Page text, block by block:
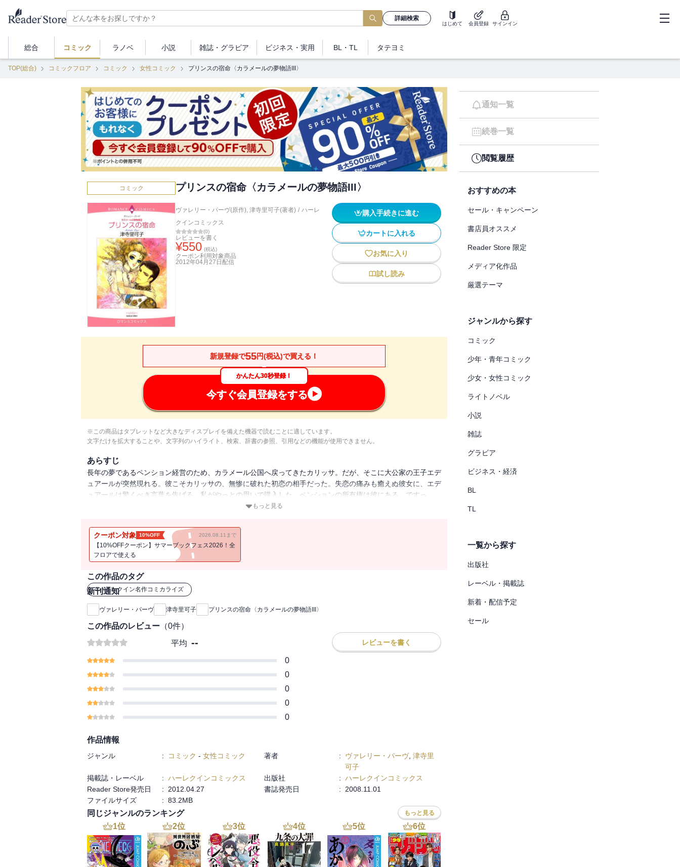
詳細検索
はじめて 会員登録 サインイン
総合 コミック ラノベ 小説 雑誌・ グラビア ビジネス ・実用 BL・TL タテヨミ
TOP(総合) コミックフロア コミック 女性コミック プリンスの宿命〈カラメールの夢物語III〉
コミック プリンスの宿命〈カラメールの夢物語III〉
ヴァレリー・パーヴ(原作), 津寺里可子(著者) / ハーレ
クインコミックス
(0)
レビューを書く
¥550 (税込)
クーポン利用対象商品
2012年04月27日 配信
購入手続きに進む
カートに入れる
お気に入り
試し読み
新規登録で55円(税込)で買える！
かんたん30秒登録！
今すぐ会員登録をする
※この商品はタブレットなど大きなディスプレイを備えた機器で読むことに適しています。
文字だけを拡大することや、文字列のハイライト、検索、辞書の参照、引用などの機能が使用できません。
あらすじ
長年の夢であるペンション経営のため、カラメール公国へ戻ってきたカリッサ。だが、そこに大公家の王子エデ
ュアールが突然現れる。彼こそカリッサの、無惨に破れた初恋の相手だった。失恋の痛みも癒えぬ彼女に、エデ
ュアールは驚くべき言葉を告げる。私がやっとの思いで購入した、ペンションの所有権は彼にある、ですっ
もっと見る
クーポン対象 10%OFF 2026.08.11まで
【10%OFFクーポン】サマーブックフェス2026！全
フロアで使える
この作品のタグ
#ハーレクイン名作コミカライズ
新刊通知
ヴァレリー・パーヴ 津寺里可子 プリンスの宿命〈カラメールの夢物語III〉
この作品のレビュー （0件）
平均 -- レビューを書く
0
0
0
0
0
作品情報
ジャンル : コミック - 女性コミック 著者 : ヴァレリー・パーヴ, 津寺里
可子
掲載誌・レーベル
: ハーレクインコミックス 出版社 : ハーレクインコミックス
Reader Store発売日
: 2012.04.27 書誌発売日 :
2008.11.01
ファイルサイズ
: 83.2MB
同じジャンルのランキング もっと見る
1位 2位 3位 4位 5位 6位
通知一覧
続巻一覧
閲覧履歴
おすすめの本
セール・キャンペーン
書店員オススメ
Reader Store 限定
メディア化作品
厳選テーマ
ジャンルから探す
コミック
少年・青年コミック
少女・女性コミック
ライトノベル
小説
雑誌
グラビア
ビジネス・経済
BL
TL
一覧から探す
出版社
レーベル・掲載誌
新着・配信予定
セール